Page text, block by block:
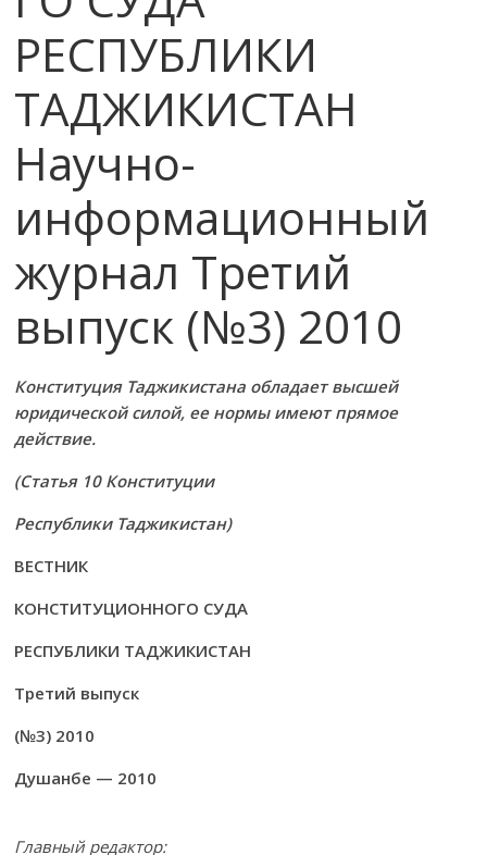
РЕСПУБЛИКИ
ТАДЖИКИСТАН
Научно-
информационный
журнал Третий
выпуск (№3) 2010
Конституция Таджикистана обладает высшей
юридической силой, ее нормы имеют прямое
действие.
(Статья 10 Конституции
Республики Таджикистан)
ВЕСТНИК
КОНСТИТУЦИОННОГО СУДА
РЕСПУБЛИКИ ТАДЖИКИСТАН
Третий выпуск
(№3) 2010
Душанбе — 2010
Главный редактор: